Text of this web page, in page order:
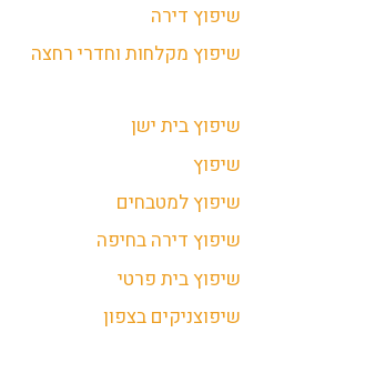
שיפוץ דירה
שיפוץ מקלחות וחדרי רחצה
שיפוץ בית ישן
שיפוץ
שיפוץ למטבחים
שיפוץ דירה בחיפה
שיפוץ בית פרטי
שיפוצניקים בצפון